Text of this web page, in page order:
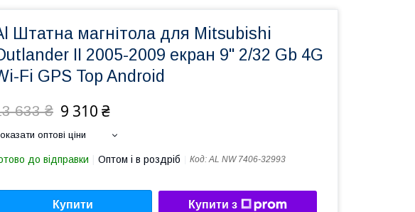
Штатна магнітола для Mitsubishi
II 2005-2009 екран 9" 2/32 Gb 4G
Fi GPS Top Android
633 ₴ 9 310 ₴
оптові ціни
до відправки Оптом і в роздріб Код:AL NW 7406-32993
Купити Купити з